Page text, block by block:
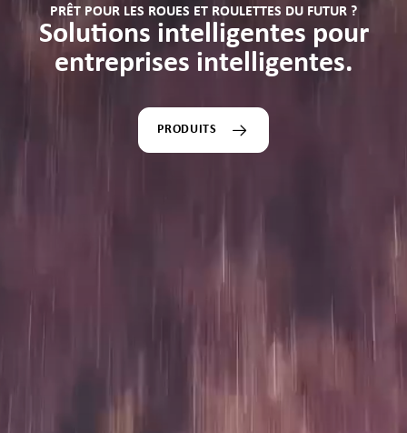
PRÊT POUR LES ROUES ET ROULETTES DU FUTUR ?
Solutions intelligentes pour
entreprises intelligentes.
PRODUITS